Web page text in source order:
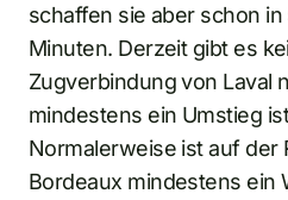
schaffen sie aber schon
Minuten. Derzeit gibt es
Zugverbindung von Laval
mindestens ein Umstieg
Normalerweise ist auf der
Bordeaux mindestens ein